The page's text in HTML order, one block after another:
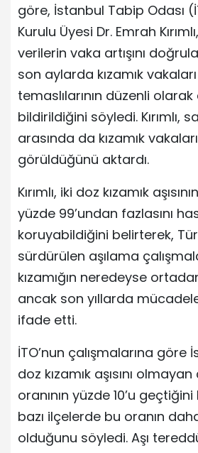
göre, İstanbul Tabip Odası
Kurulu Üyesi Dr. Emrah
verilerin vaka artışını
son aylarda kızamık
temaslılarının düzenli
bildirildiğini söyledi. Kırımlı,
arasında da kızamık
görüldüğünü aktardı.
Kırımlı, iki doz kızamık
yüzde 99’undan fazlasını
koruyabildiğini belirterek,
sürdürülen aşılama
kızamığın neredeyse ortadan
ancak son yıllarda
ifade etti.
İTO’nun çalışmalarına göre
doz kızamık aşısını
oranının yüzde 10’u geçtiğini
bazı ilçelerde bu oranın
olduğunu söyledi. Aşı